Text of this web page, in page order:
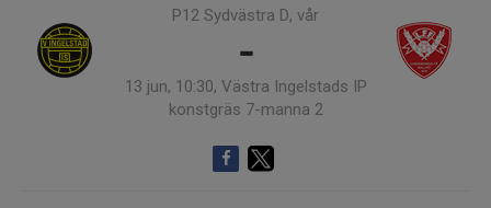
P12 Sydvästra D, vår
-
13 jun, 10:30, Västra Ingelstads IP
konstgräs 7-manna 2